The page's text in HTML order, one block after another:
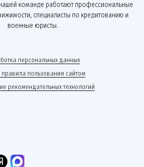
команде работают профессиональные
специалисты по кредитованию и
военные юристы.
персональных данных
пользования сайтом
рекомендательных технологий